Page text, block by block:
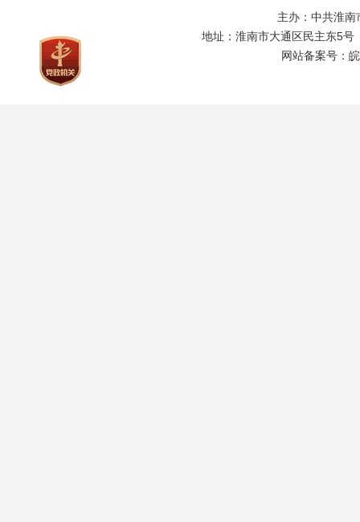
主办：中共淮
地址：淮南市大通区民主东5号
网站备案号：